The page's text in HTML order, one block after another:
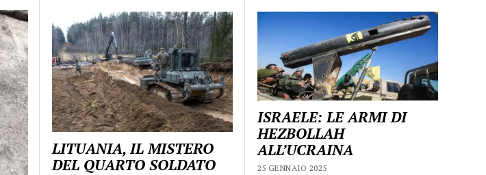
ISRAELE: LE ARMI DI
HEZBOLLAH
ALL’UCRAINA
25 GENNAIO 2025
LITUANIA, IL MISTERO
DEL QUARTO SOLDATO